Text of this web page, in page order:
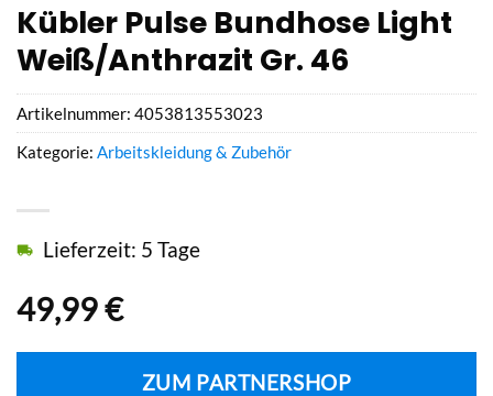
Kübler Pulse Bundhose Light
Weiß/Anthrazit Gr. 46
49,99€
Lieferzeit: 5 Tage
ZUM PARTNERSHOP
Artikelnummer: 4053813553023
Kategorie: Arbeitskleidung & Zubehör